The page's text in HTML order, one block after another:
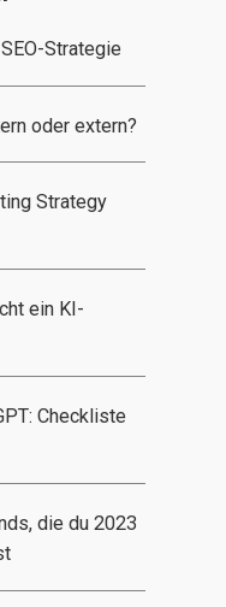
Strategie
oder extern?
Strategy
ein KI-
Checkliste
die du 2023